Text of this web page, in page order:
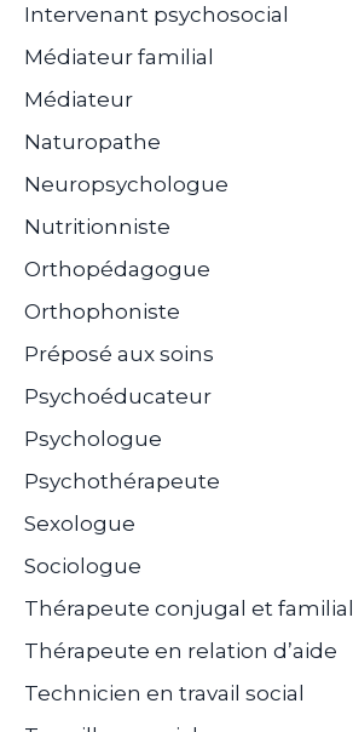
Intervenant psychosocial
Médiateur familial
Médiateur
Naturopathe
Neuropsychologue
Nutritionniste
Orthopédagogue
Orthophoniste
Préposé aux soins
Psychoéducateur
Psychologue
Psychothérapeute
Sexologue
Sociologue
Thérapeute conjugal et familial
Thérapeute en relation d’aide
Technicien en travail social